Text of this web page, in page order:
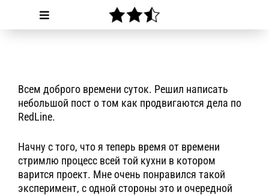
Всем доброго времени суток. Решил написать
небольшой пост о том как продвигаются дела по
RedLine.
Начну с того, что я теперь время от времени
стримлю процесс всей той кухни в котором
варится проект. Мне очень понравился такой
эксперимент, с одной стороны это и очередной